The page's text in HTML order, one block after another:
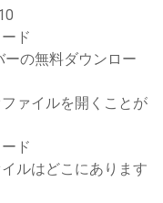
ド
ーの無料ダウンロー
ァイルを開くことが
ド
ルはどこにあります